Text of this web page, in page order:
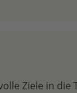
Ziele in die